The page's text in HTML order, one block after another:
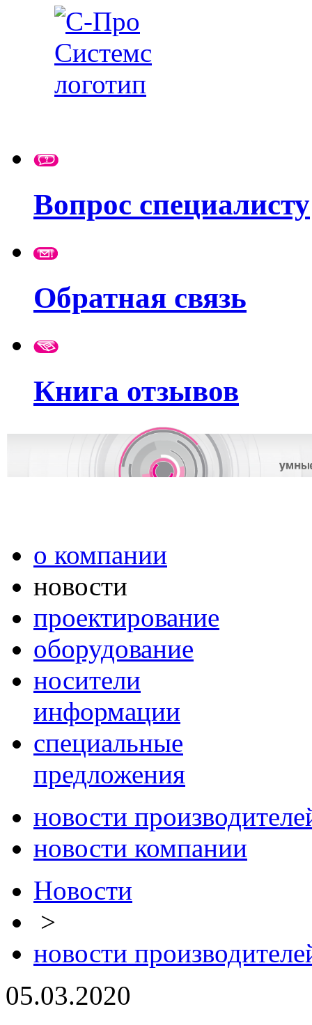
Вопрос специалисту
Обратная связь
Книга отзывов
о компании
новости
проектирование
оборудование
носители
информации
специальные
предложения
новости
новости компании
Новости
>
новости
05.03.2020